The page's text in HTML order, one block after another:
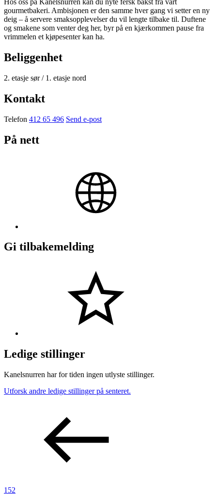
Hos oss på Kanelsnurren kan du nyte fersk bakst fra vårt
gourmetbakeri. Ambisjonen er den samme hver gang vi setter en ny
deig – å servere smaksopplevelser du vil lengte tilbake til. Duftene
og smakene som venter deg her, byr på en kjærkommen pause fra
vrimmelen et kjøpesenter kan ha.
Beliggenhet
2. etasje sør / 1. etasje nord
Kontakt
Telefon 412 65 496 Send e-post
På nett
Gi tilbakemelding
Ledige stillinger
Kanelsnurren har for tiden ingen utlyste stillinger.
Utforsk andre ledige stillinger på senteret.
152